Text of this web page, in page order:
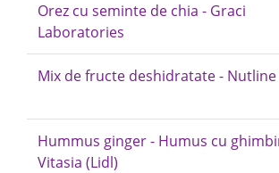
Orez cu seminte de chia - Graci
Laboratories
Mix de fructe deshidratate - Nutline
Hummus ginger - Humus cu
Vitasia (Lidl)